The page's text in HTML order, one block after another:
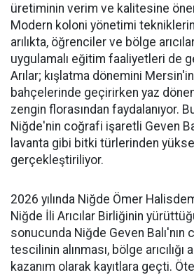
üretiminin verim ve kalitesine
Modern koloni yönetimi
arılıkta, öğrenciler ve bölge
uygulamalı eğitim faaliyetleri de
Arılar; kışlatma dönemini
bahçelerinde geçirirken yaz
zengin florasından faydalanıyor.
Niğde'nin coğrafi işaretli Geven
lavanta gibi bitki türlerinden
gerçekleştiriliyor.
2026 yılında Niğde Ömer
Niğde İli Arıcılar Birliğinin
sonucunda Niğde Geven Balı'nın
tescilinin alınması, bölge arıcılığı
kazanım olarak kayıtlara geçti.